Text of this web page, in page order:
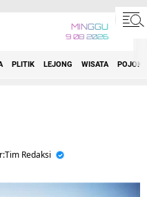
MINGGU
9 08 2026
PLITIK LEJONG WISATA POJOK
Redaksi